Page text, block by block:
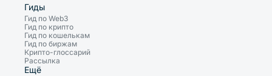
Гиды
Гид по Web3
Гид по крипто
Гид по кошелькам
Гид по биржам
Крипто-глоссарий
Рассылка
Ещё